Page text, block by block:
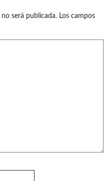
será publicada. Los campos